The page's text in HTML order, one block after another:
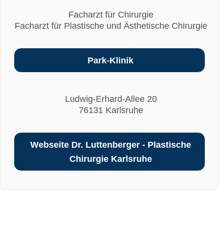
Facharzt für Chirurgie
Facharzt für Plastische und Ästhetische Chirurgie
Park-Klinik
Ludwig-Erhard-Allee 20
76131 Karlsruhe
Webseite Dr. Luttenberger - Plastische
Chirurgie Karlsruhe